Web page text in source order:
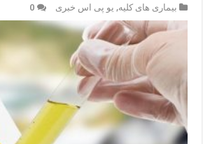
بیماری های کلیه, یو پی اس خبری 0